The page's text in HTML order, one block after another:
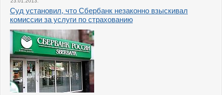
Суд установил, что Сбербанк незаконно взыскивал
комиссии за услуги по страхованию